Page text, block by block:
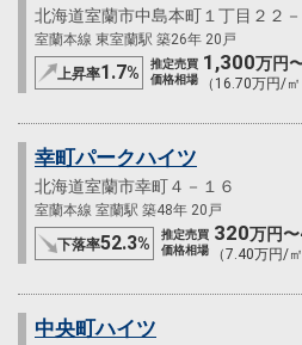
北海道室蘭市中島本町１丁目２２－
室蘭本線 東室蘭駅 築26年 20戸
上昇率1.7%
推定売買
価格相場
1,300万円
（16.70万円/
幸町パークハイツ
北海道室蘭市幸町４－１６
室蘭本線 室蘭駅 築48年 20戸
下落率52.3%
推定売買
価格相場
320万円〜
（7.40万円/
中央町ハイツ